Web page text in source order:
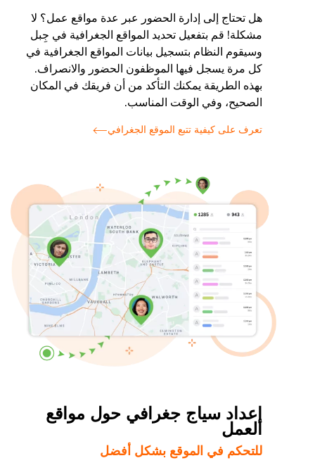
هل تحتاج إلى إدارة الحضور عبر عدة مواقع عمل؟ لا
مشكلة! قم بتفعيل تحديد المواقع الجغرافية في جِبل
وسيقوم النظام بتسجيل بيانات المواقع الجغرافية في
كل مرة يسجل فيها الموظفون الحضور والانصراف.
بهذه الطريقة يمكنك التأكد من أن فريقك في المكان
الصحيح، وفي الوقت المناسب.
تعرف على كيفية تتبع الموقع الجغرافي
إعداد سياج جغرافي حول مواقع
العمل
للتحكم في الموقع بشكل أفضل